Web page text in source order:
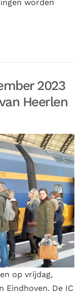
worden
2023
Heerlen
op vrijdag,
Eindhoven. De IC